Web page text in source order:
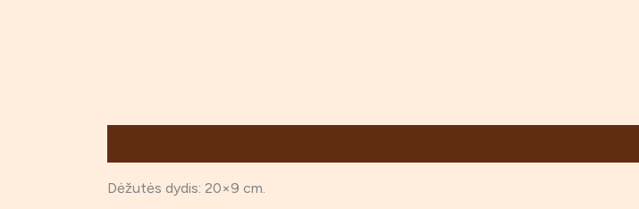
Dėžutės dydis: 20×9 cm.